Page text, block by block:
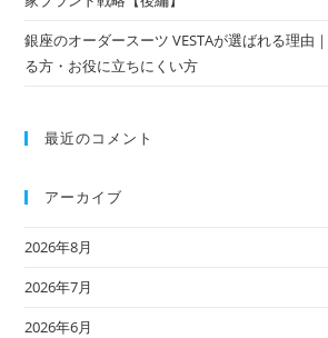
銀座のオーダースーツ VESTAが選ばれる理由
る方・お役に立ちにくい方
最近のコメント
アーカイブ
2026年8月
2026年7月
2026年6月